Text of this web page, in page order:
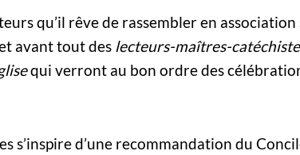
qu’il rêve de rassembler en
avant tout des lecteurs-maîtres-
qui verront au bon ordre des
s’inspire d’une recommandation du